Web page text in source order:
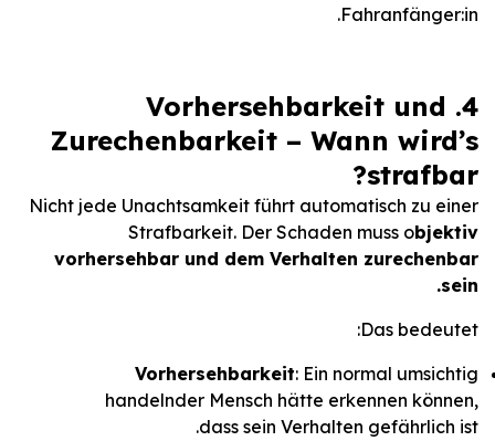
Fahranfänger:in.
4. Vorhersehbarkeit und
Zurechenbarkeit – Wann wird’s
strafbar?
Nicht jede Unachtsamkeit führt automatisch zu einer
Strafbarkeit. Der Schaden muss objektiv
vorhersehbar und dem Verhalten zurechenbar
sein.
Das bedeutet:
Vorhersehbarkeit: Ein normal umsichtig
handelnder Mensch hätte erkennen können,
dass sein Verhalten gefährlich ist.